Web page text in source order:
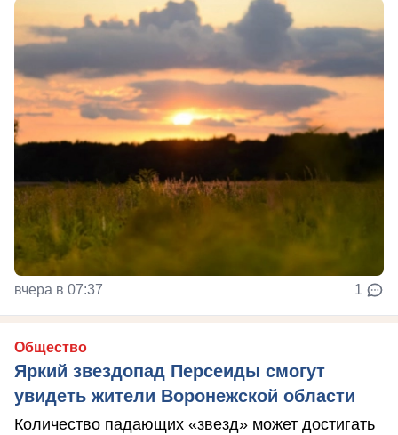
вчера в 07:37 1
Общество
Яркий звездопад Персеиды смогут
увидеть жители Воронежской области
Количество падающих «звезд» может достигать